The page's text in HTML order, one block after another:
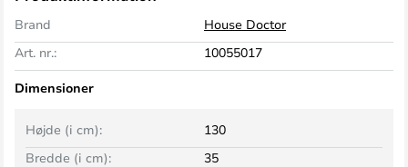
Brand
House Doctor
Art. nr.:
10055017
Dimensioner
Bredde (i cm): 35
Højde (i cm): 130